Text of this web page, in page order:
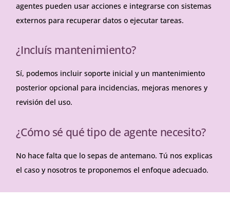
agentes pueden usar acciones e integrarse con sistemas
externos para recuperar datos o ejecutar tareas.
¿Incluís mantenimiento?
Sí, podemos incluir soporte inicial y un mantenimiento
posterior opcional para incidencias, mejoras menores y
revisión del uso.
¿Cómo sé qué tipo de agente necesito?
No hace falta que lo sepas de antemano. Tú nos explicas
el caso y nosotros te proponemos el enfoque adecuado.